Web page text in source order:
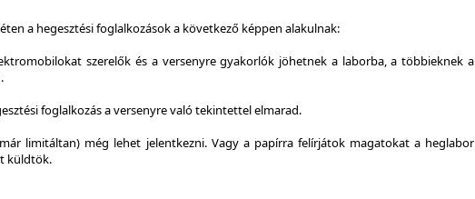
a hegesztési foglalkozások a következő képpen alakulnak:
szerelők és a versenyre gyakorlók jöhetnek a laborba, a többieknek a
foglalkozás a versenyre való tekintettel elmarad.
limitáltan) még lehet jelentkezni. Vagy a papírra felírjátok magatokat a heglabor
küldtök.